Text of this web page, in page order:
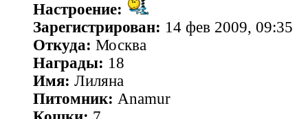
Настроение:
Зарегистрирован: 14 фев 2009, 09:35
Откуда: Москва
Награды: 18
Имя: Лиляна
Питомник: Anamur